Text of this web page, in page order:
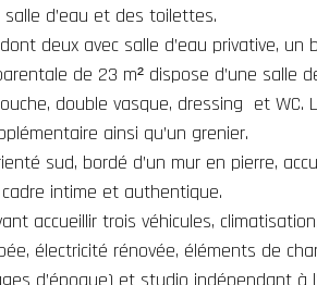
d’eau et des toilettes.
deux avec salle d’eau privative,
de 23 m² dispose d’une salle
double vasque, dressing et WC.
ainsi qu’un grenier.
sud, bordé d’un mur en pierre,
intime et authentique.
accueillir trois véhicules,
électricité rénovée, éléments de